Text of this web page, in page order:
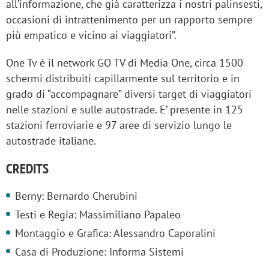
all’informazione, che già caratterizza i nostri palinsesti,
occasioni di intrattenimento per un rapporto sempre
più empatico e vicino ai viaggiatori”.
One Tv è il network GO TV di Media One, circa 1500
schermi distribuiti capillarmente sul territorio e in
grado di “accompagnare” diversi target di viaggiatori
nelle stazioni e sulle autostrade. E’ presente in 125
stazioni ferroviarie e 97 aree di servizio lungo le
autostrade italiane.
CREDITS
Berny: Bernardo Cherubini
Testi e Regia: Massimiliano Papaleo
Montaggio e Grafica: Alessandro Caporalini
Casa di Produzione: Informa Sistemi